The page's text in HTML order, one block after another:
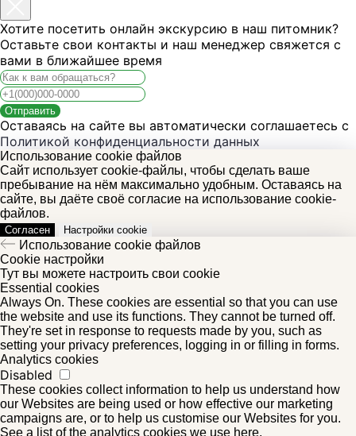
Хотите посетить онлайн экскурсию в наш питомник?
Оставьте свои контакты и наш менеджер свяжется с
вами в ближайшее время
Отправить
Оставаясь на сайте вы автоматически соглашаетесь с
Политикой конфиденциальности данных
Использование cookie файлов
Сайт использует cookie-файлы, чтобы сделать ваше
пребывание на нём максимально удобным. Оставаясь на
сайте, вы даёте своё согласие на использование cookie-
файлов.
Согласен Настройки cookie
Использование cookie файлов
Cookie настройки
Тут вы можете настроить свои cookie
Essential cookies
Always On. These cookies are essential so that you can use
the website and use its functions. They cannot be turned off.
They're set in response to requests made by you, such as
setting your privacy preferences, logging in or filling in forms.
Analytics cookies
Disabled
These cookies collect information to help us understand how
our Websites are being used or how effective our marketing
campaigns are, or to help us customise our Websites for you.
See a list of the analytics cookies we use here.